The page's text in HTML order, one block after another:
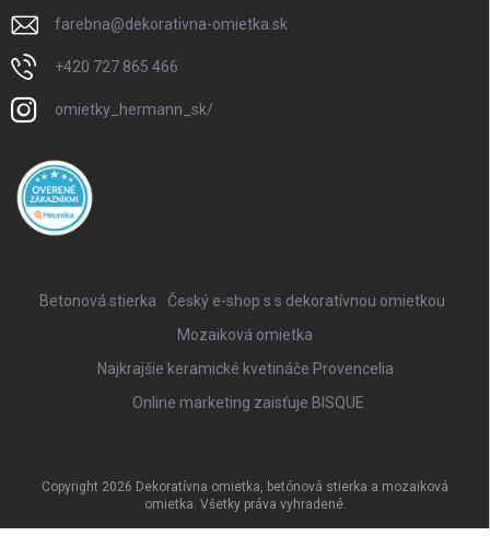
farebna@dekorativna-omietka.sk
+420 727 865 466
omietky_hermann_sk/
Betonová stierka
Český e-shop s s dekoratívnou omietkou
Mozaiková omietka
Najkrajšie keramické kvetináče Provencelia
Online marketing zaisťuje BISQUE
Copyright 2026 Dekoratívna omietka, betónová stierka a mozaiková
omietka. Všetky práva vyhradené.